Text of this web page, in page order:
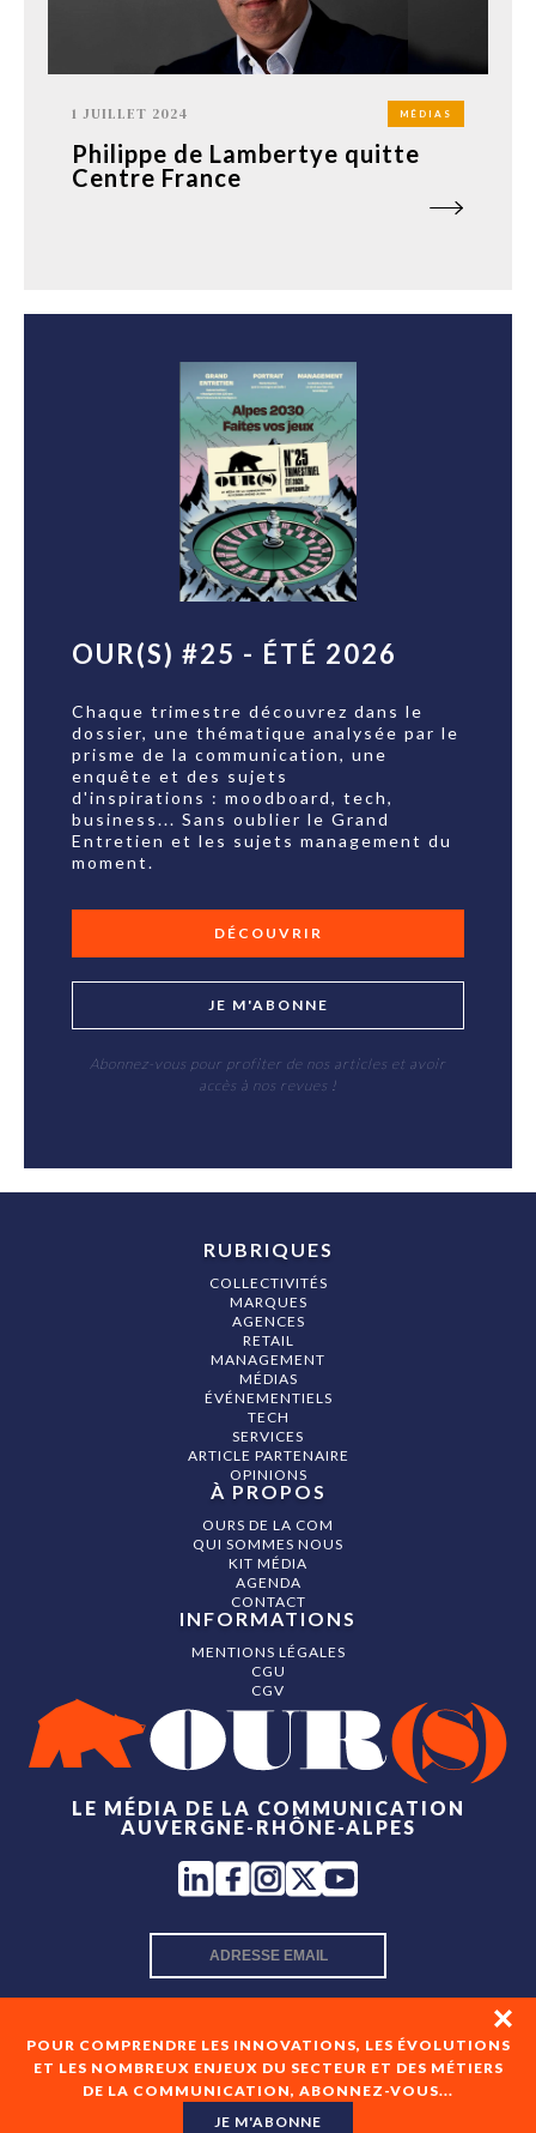
1 JUILLET 2024 MÉDIAS
Philippe de Lambertye quitte
Centre France
OUR(S) #25 - ÉTÉ 2026
Chaque trimestre découvrez dans le
dossier, une thématique analysée par le
prisme de la communication, une
enquête et des sujets
d'inspirations : moodboard, tech,
business... Sans oublier le Grand
Entretien et les sujets management du
moment.
DÉCOUVRIR
JE M'ABONNE
Abonnez-vous pour profiter de nos articles et avoir
accès à nos revues !
POUR COMPRENDRE LES INNOVATIONS, LES ÉVOLUTIONS
ET LES NOMBREUX ENJEUX DU SECTEUR ET DES MÉTIERS
DE LA COMMUNICATION, ABONNEZ-VOUS...
JE M'ABONNE
LE MÉDIA DE LA COMMUNICATION
AUVERGNE-RHÔNE-ALPES
En cochant cette case, je consens à recevoir les newsletters
RUBRIQUES
COLLECTIVITÉS
MARQUES
AGENCES
RETAIL
MANAGEMENT
MÉDIAS
ÉVÉNEMENTIELS
TECH
SERVICES
ARTICLE PARTENAIRE
OPINIONS
À PROPOS
OURS DE LA COM
QUI SOMMES NOUS
KIT MÉDIA
AGENDA
CONTACT
INFORMATIONS
MENTIONS LÉGALES
CGU
CGV